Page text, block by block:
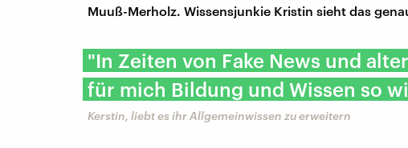
Muuß-Merholz. Wissensjunkie Kristin sieht das
"In Zeiten von Fake News und
für mich Bildung und Wissen so
Kerstin, liebt es ihr Allgemeinwissen zu erweitern